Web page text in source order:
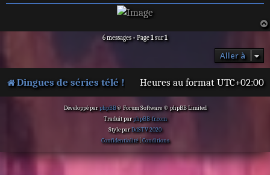
6 messages • Page1sur1
Aller à
Dingues de séries télé ! Heures au format UTC+02:00
Développé parphpBB® Forum Software © phpBB Limited
Traduit parphpBB-fr.com
Style parDdSTV 2020
Confidentialité|Conditions